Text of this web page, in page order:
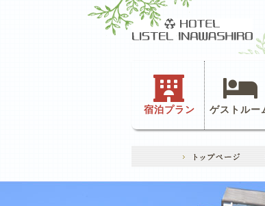
宿泊プラン ゲストルー